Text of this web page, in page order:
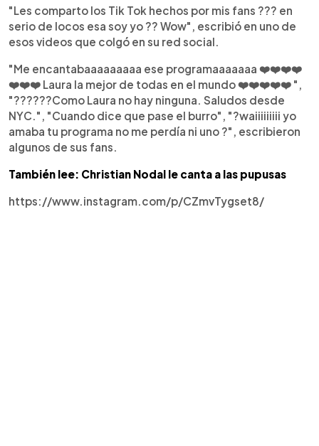
"Les comparto los Tik Tok hechos por mis fans ??? en
serio de locos esa soy yo ?? Wow", escribió en uno de
esos videos que colgó en su red social.
"Me encantabaaaaaaaaa ese programaaaaaaa ❤️❤️❤️❤️
❤️❤️❤️ Laura la mejor de todas en el mundo ❤️❤️❤️❤️❤️ ",
"??????Como Laura no hay ninguna. Saludos desde
NYC.", "Cuando dice que pase el burro", "?waiiiiiiiii yo
amaba tu programa no me perdía ni uno ?", escribieron
algunos de sus fans.
También lee: Christian Nodal le canta a las pupusas
https://www.instagram.com/p/CZmvTygset8/